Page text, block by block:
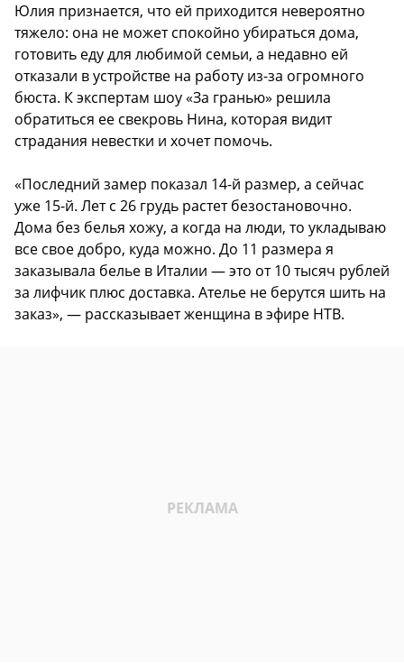
Юлия признается, что ей приходится невероятно
тяжело: она не может спокойно убираться дома,
готовить еду для любимой семьи, а недавно ей
отказали в устройстве на работу из-за огромного
бюста. К экспертам шоу «За гранью» решила
обратиться ее свекровь Нина, которая видит
страдания невестки и хочет помочь.
«Последний замер показал 14-й размер, а сейчас
уже 15-й. Лет с 26 грудь растет безостановочно.
Дома без белья хожу, а когда на люди, то укладываю
все свое добро, куда можно. До 11 размера я
заказывала белье в Италии — это от 10 тысяч рублей
за лифчик плюс доставка. Ателье не берутся шить на
заказ», — рассказывает женщина в эфире НТВ.